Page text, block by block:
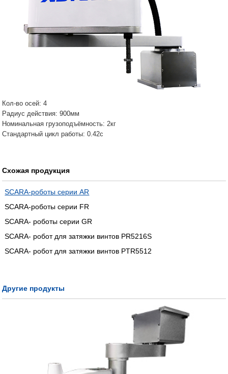
Кол-во осей: 4
Радиус действия: 900мм
Номинальная грузоподъёмность: 2кг
Стандартный цикл работы: 0.42с
Схожая продукция
SCARA-роботы серии AR
SCARA-роботы серии FR
SCARA- роботы серии GR
SCARA- робот для затяжки винтов PR5216S
SCARA- робот для затяжки винтов PTR5512
Другие продукты